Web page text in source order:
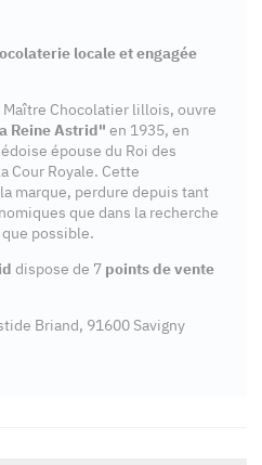
locale et engagée
Chocolatier lillois, ouvre
Reine Astrid" en 1935, en
épouse du Roi des
Cour Royale. Cette
marque, perdure depuis tant
que dans la recherche
possible.
dispose de 7 points de vente
Briand, 91600 Savigny